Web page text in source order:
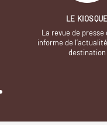
LE
La revue de presse
informe de
destination